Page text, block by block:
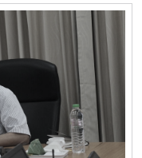
รสร้างนวัตกรรมและ
โดดเด่นCr:อุทยาน
Maejo Agro Food
18ZhSJ8uJx/
กรรมอาหารเข้าร่วม
กับการบริหารจัดการ
ที่ 12-13 พฤษภาคม
จาก "ผู้ช่วย
ณะวิศวกรรมศาสตร์
ารอบรมครั้งนี้ช่วยส่ง
ราะห์ วางระบบและ
ลิศขององค์กร